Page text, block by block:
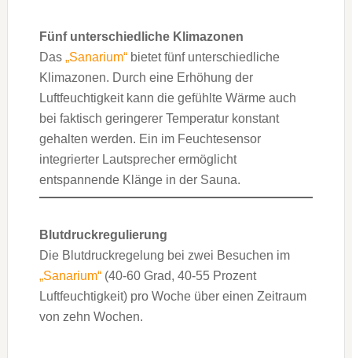
Fünf unterschiedliche Klimazonen
Das „Sanarium“bietet fünf unterschiedliche
Klimazonen. Durch eine Erhöhung der
Luftfeuchtigkeit kann die gefühlte Wärme auch
bei faktisch geringerer Temperatur konstant
gehalten werden. Ein im Feuchtesensor
integrierter Lautsprecher ermöglicht
entspannende Klänge in der Sauna.
Blutdruckregulierung
Die Blutdruckregelung bei zwei Besuchen im
„Sanarium“(40-60 Grad, 40-55 Prozent
Luftfeuchtigkeit) pro Woche über einen Zeitraum
von zehn Wochen.